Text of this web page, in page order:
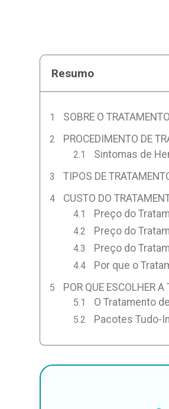
Resumo
SOBRE O
PROCEDIMENTO DE
Sintomas de
TIPOS DE
CUSTO DO
Preço do
Preço do
Preço do
Por que o
POR QUE ESCOLHER
O Tratamento
Pacotes Tudo-